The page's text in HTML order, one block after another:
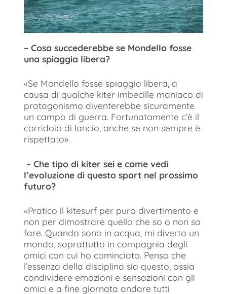
– Cosa succederebbe se Mondello fosse
una spiaggia libera?
«Se Mondello fosse spiaggia libera, a
causa di qualche kiter imbecille maniaco di
protagonismo diventerebbe sicuramente
un campo di guerra. Fortunatamente c’è il
corridoio di lancio, anche se non sempre è
rispettato».
– Che tipo di kiter sei e come vedi
l’evoluzione di questo sport nel prossimo
futuro?
«Pratico il kitesurf per puro divertimento e
non per dimostrare quello che so o non so
fare. Quando sono in acqua, mi diverto un
mondo, soprattutto in compagnia degli
amici con cui ho cominciato. Penso che
l’essenza della disciplina sia questo, ossia
condividere emozioni e sensazioni con gli
amici e a fine giornata andare tutti